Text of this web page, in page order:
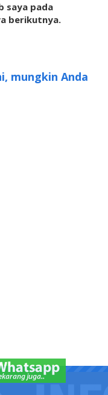
saya pada
berikutnya.
mungkin Anda